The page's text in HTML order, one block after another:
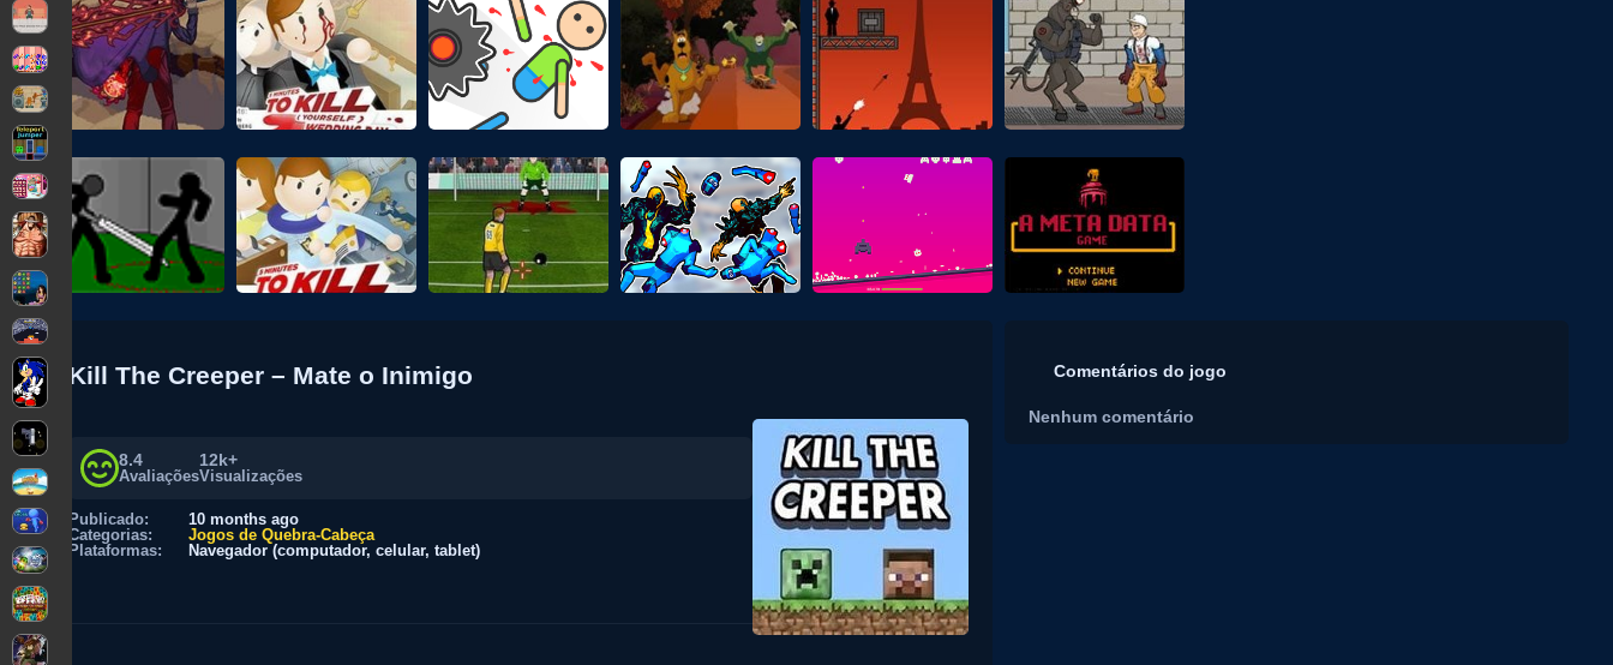
Kill The Creeper – Mate o Inimigo
8.4
Avaliações
12k+
Visualizações
Publicado:
10 months ago
Categorias:
Jogos de Quebra-Cabeça
Plataformas:
Navegador (computador, celular, tablet)
Comentários do jogo
Nenhum comentário